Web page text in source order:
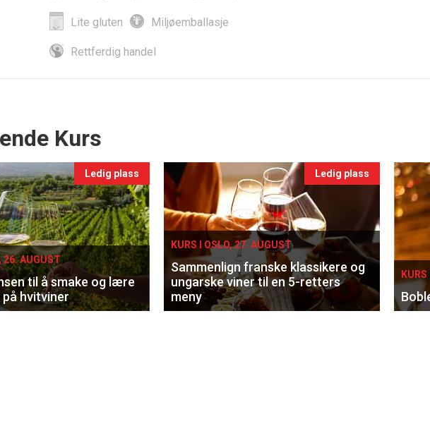
Lite gluten Miljøemballasje
Rettferdig handel
Kurs
Ledig plass
26. AUGUST
til å smake og lære
hvitviner
Ledig plass
KURS I OSLO, 27. AUGUST
Sammenlign franske klassikere og
ungarske viner til en 5-retters
meny